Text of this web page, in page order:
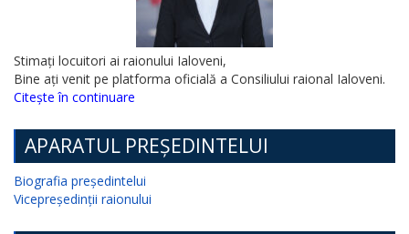
Stimați locuitori ai raionului Ialoveni,
Bine ați venit pe platforma oficială a Consiliului raional Ialoveni.
Citește în continuare
APARATUL PREȘEDINTELUI
Biografia președintelui
Vicepreședinții raionului